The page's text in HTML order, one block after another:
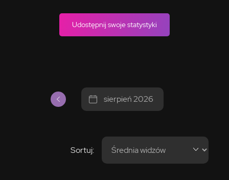
Udostępnij swoje statystyki
sierpień 2026
Sortuj: